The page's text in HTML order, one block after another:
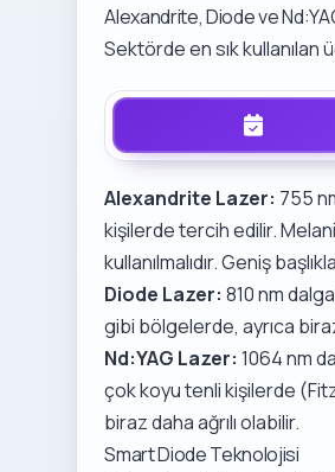
Alexandrite, Diode ve
Sektörde en sık
Alexandrite Lazer: 755
kişilerde tercih edilir.
kullanılmalıdır. Geniş
Diode Lazer: 810 nm
gibi bölgelerde, ayrıca
Nd:YAG Lazer: 1064 nm
çok koyu tenli kişilerde
biraz daha ağrılı olabilir.
Smart Diode Teknolojisi